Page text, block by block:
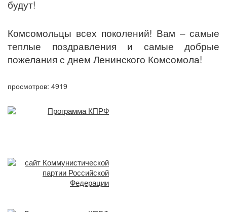
будут!
Комсомольцы всех поколений! Вам – самые
теплые поздравления и самые добрые
пожелания с днем Ленинского Комсомола!
просмотров: 4919